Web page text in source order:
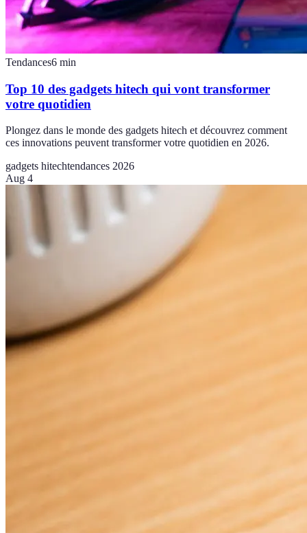
Tendances6 min
Top 10 des gadgets hitech qui vont transformer
votre quotidien
Plongez dans le monde des gadgets hitech et découvrez comment
ces innovations peuvent transformer votre quotidien en 2026.
gadgets hitechtendances 2026
Aug 4